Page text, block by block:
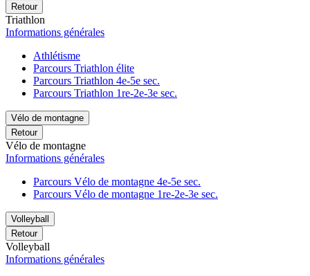
Retour
Triathlon
Informations générales
Athlétisme
Parcours Triathlon élite
Parcours Triathlon 4e-5e sec.
Parcours Triathlon 1re-2e-3e sec.
Vélo de montagne
Retour
Vélo de montagne
Informations générales
Parcours Vélo de montagne 4e-5e sec.
Parcours Vélo de montagne 1re-2e-3e sec.
Volleyball
Retour
Volleyball
Informations générales